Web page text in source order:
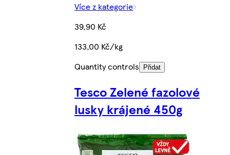
Více z kategorie
39,90 Kč
133,00 Kč/kg
Quantity controls
Přidat
Tesco Zelené fazolové
lusky krájené 450g